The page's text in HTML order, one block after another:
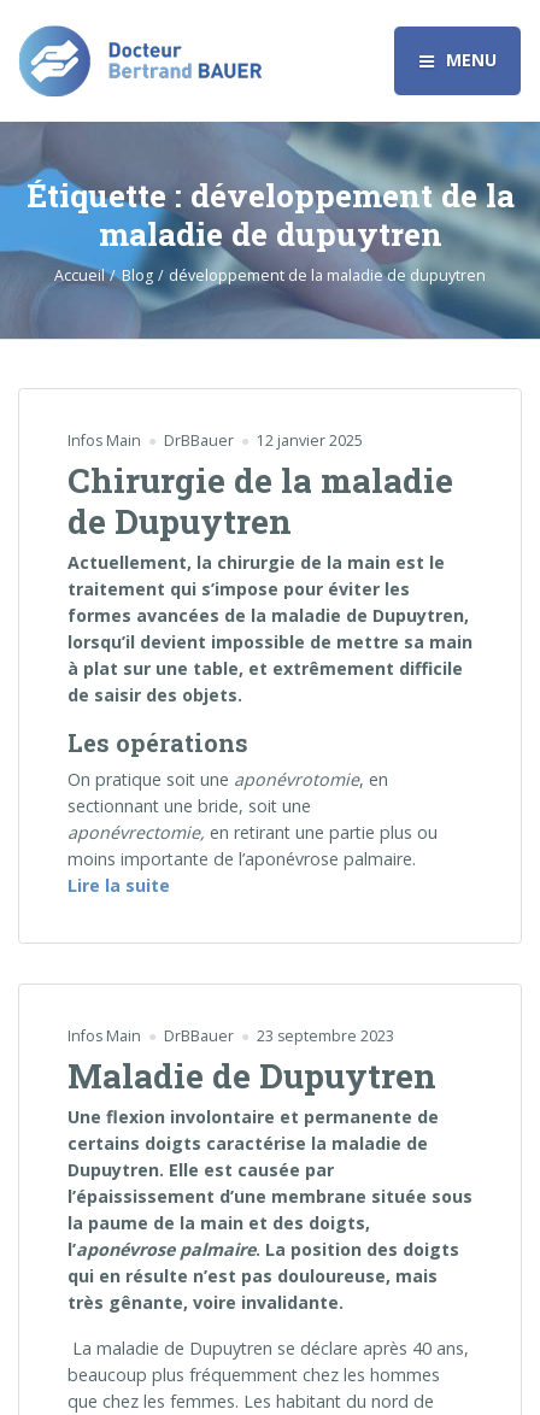
MENU
Étiquette : développement de la
maladie de dupuytren
Accueil Blog développement de la maladie de dupuytren
Infos Main DrBBauer 12 janvier 2025
Chirurgie de la maladie
de Dupuytren
Actuellement, la chirurgie de la main est le
traitement qui s’impose pour éviter les
formes avancées de la maladie de Dupuytren,
lorsqu’il devient impossible de mettre sa main
à plat sur une table, et extrêmement difficile
de saisir des objets.
Les opérations
On pratique soit une aponévrotomie, en
sectionnant une bride, soit une
aponévrectomie, en retirant une partie plus ou
moins importante de l’aponévrose palmaire.
Lire la suite
Infos Main DrBBauer 23 septembre 2023
Maladie de Dupuytren
Une flexion involontaire et permanente de
certains doigts caractérise la maladie de
Dupuytren. Elle est causée par
l’épaississement d’une membrane située sous
la paume de la main et des doigts,
l’aponévrose palmaire. La position des doigts
qui en résulte n’est pas douloureuse, mais
très gênante, voire invalidante.
La maladie de Dupuytren se déclare après 40 ans,
beaucoup plus fréquemment chez les hommes
que chez les femmes. Les habitant du nord de